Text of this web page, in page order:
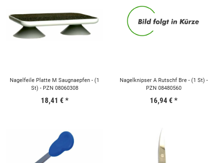
Nagelfeile Platte M Saugnaepfen - (1
St) - PZN 08060308
18,41 € *
Nagelknipser A Rutschf Bre - (1 St) -
PZN 08480560
16,94 € *